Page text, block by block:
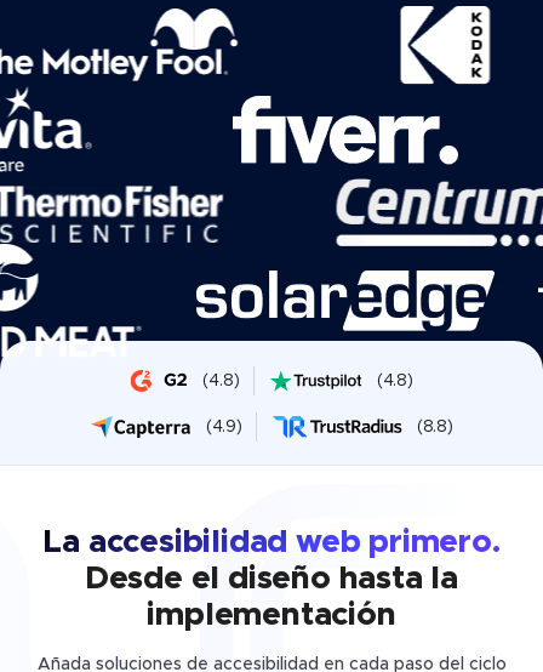
(4.8) (4.8)
(4.9) (8.8)
La accesibilidad web primero.
Desde el diseño hasta la
implementación
Añada soluciones de accesibilidad en cada paso del ciclo